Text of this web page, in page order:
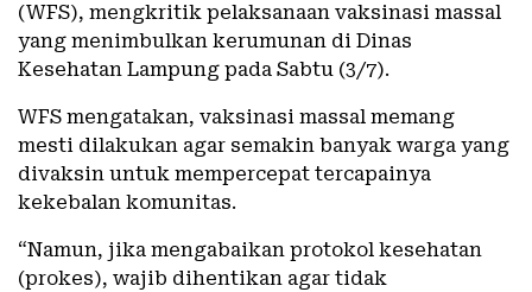
(WFS), mengkritik pelaksanaan vaksinasi massal
yang menimbulkan kerumunan di Dinas
Kesehatan Lampung pada Sabtu (3/7).
WFS mengatakan, vaksinasi massal memang
mesti dilakukan agar semakin banyak warga yang
divaksin untuk mempercepat tercapainya
kekebalan komunitas.
“Namun, jika mengabaikan protokol kesehatan
(prokes), wajib dihentikan agar tidak